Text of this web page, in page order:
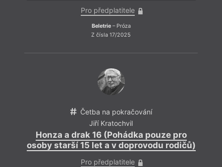
Pro předplatitele
Beletrie– Próza
Z čísla 17/2025
Četba na pokračování
Jiří Kratochvil
Honza a drak 16 (Pohádka pouze pro
osoby starší 15 let a v doprovodu rodičů)
Pro předplatitele